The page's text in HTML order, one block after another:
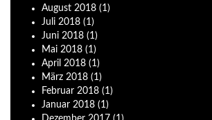
August 2018 (1)
Juli 2018 (1)
Juni 2018 (1)
Mai 2018 (1)
April 2018 (1)
März 2018 (1)
Februar 2018 (1)
Januar 2018 (1)